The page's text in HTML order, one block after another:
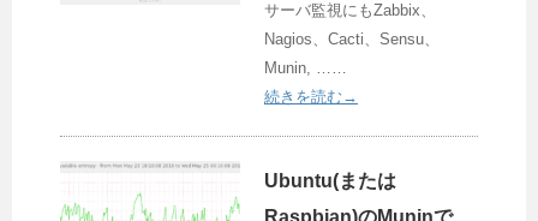
サーバ監視にもZabbix、
Nagios、Cacti、Sensu、
Munin, ……
続きを読む→
Ubuntu(または
Raspbian)のMuninで